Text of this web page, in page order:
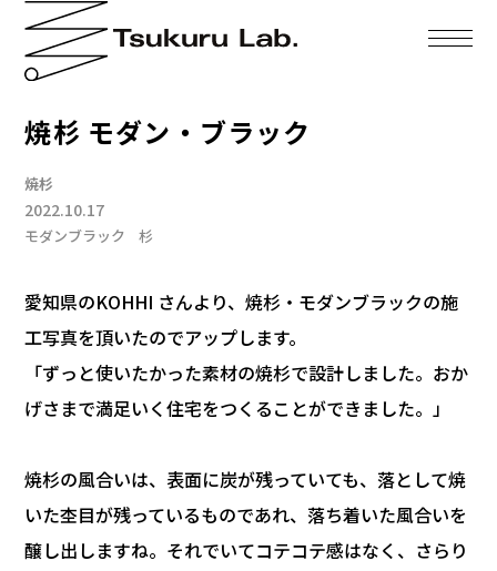
焼杉 モダン・ブラック
焼杉
2022.10.17
モダンブラック 杉
愛知県のKOHHI さんより、焼杉・モダンブラックの施
工写真を頂いたのでアップします。
「ずっと使いたかった素材の焼杉で設計しました。おか
げさまで満足いく住宅をつくることができました。」
焼杉の風合いは、表面に炭が残っていても、落として焼
いた杢目が残っているものであれ、落ち着いた風合いを
醸し出しますね。それでいてコテコテ感はなく、さらり